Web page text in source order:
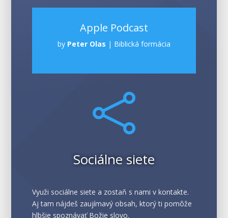
Apple Podcast
by Peter Olas | Biblická formácia

Sociálne siete
Využi sociálne siete a zostaň s nami v kontakte.
Aj tam nájdeš zaujímavý obsah, ktorý ti pomôže
hlbšie spoznávať Božie slovo.